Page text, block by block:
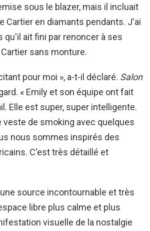
sous le blazer, mais il incluait
Cartier en diamants pendants. J'ai
qu'il ait fini par renoncer à ses
sans monture.
pour moi », a-t-il déclaré. Salon
« Emily et son équipe ont fait
Elle est super, super intelligente.
veste de smoking avec quelques
nous sommes inspirés des
C'est très détaillé et
source incontournable et très
libre plus calme et plus
visuelle de la nostalgie